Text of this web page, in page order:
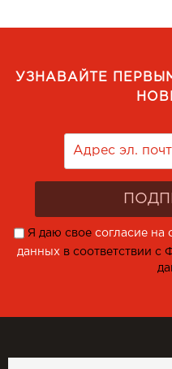
УЗНАВАЙТЕ
Я даю свое согласие на
данных в соответствии